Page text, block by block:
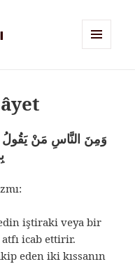
وَمِنَ النَّاسِ مَنْ يَقُولُ
iştiraki veya bir
icab ettirir.
eden iki kıssanın